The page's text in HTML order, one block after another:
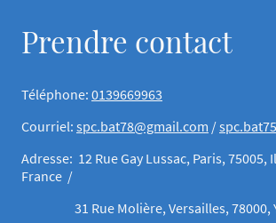
Prendre contact
Téléphone: 0139669963
Courriel: spc.bat78@gmail.com /
Adresse: 12 Rue Gay Lussac, Paris, 75005,
France /
31 Rue Molière, Versailles, 78000,